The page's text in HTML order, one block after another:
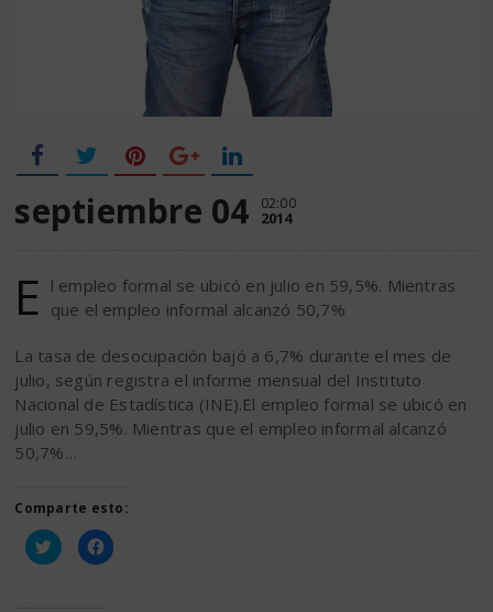
septiembre 04 02:00
2014
E l empleo formal se ubicó en julio en 59,5%. Mientras
que el empleo informal alcanzó 50,7%
La tasa de desocupación bajó a 6,7% durante el mes de
julio, según registra el informe mensual del Instituto
Nacional de Estadística (INE).El empleo formal se ubicó en
julio en 59,5%. Mientras que el empleo informal alcanzó
50,7%…
Comparte esto:
Haz
clic
Haz
clic